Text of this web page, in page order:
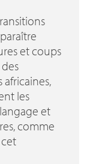
et coups
les
et
comme